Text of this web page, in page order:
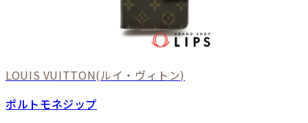
LOUIS VUITTON(ルイ・ヴィトン)
ポルトモネジップ